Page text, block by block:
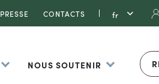
PRESSE CONTACTS
NOUS SOUTENIR